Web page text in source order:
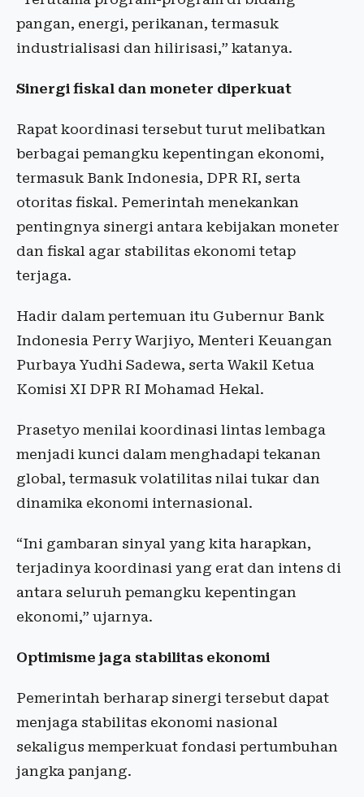
pangan, energi, perikanan, termasuk
industrialisasi dan hilirisasi,” katanya.
Sinergi fiskal dan moneter diperkuat
Rapat koordinasi tersebut turut melibatkan
berbagai pemangku kepentingan ekonomi,
termasuk Bank Indonesia, DPR RI, serta
otoritas fiskal. Pemerintah menekankan
pentingnya sinergi antara kebijakan moneter
dan fiskal agar stabilitas ekonomi tetap
terjaga.
Hadir dalam pertemuan itu Gubernur Bank
Indonesia Perry Warjiyo, Menteri Keuangan
Purbaya Yudhi Sadewa, serta Wakil Ketua
Komisi XI DPR RI Mohamad Hekal.
Prasetyo menilai koordinasi lintas lembaga
menjadi kunci dalam menghadapi tekanan
global, termasuk volatilitas nilai tukar dan
dinamika ekonomi internasional.
“Ini gambaran sinyal yang kita harapkan,
terjadinya koordinasi yang erat dan intens di
antara seluruh pemangku kepentingan
ekonomi,” ujarnya.
Optimisme jaga stabilitas ekonomi
Pemerintah berharap sinergi tersebut dapat
menjaga stabilitas ekonomi nasional
sekaligus memperkuat fondasi pertumbuhan
jangka panjang.